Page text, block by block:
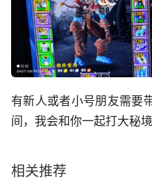
有新人或者小号朋友需要
间，我会和你一起打大秘
相关推荐